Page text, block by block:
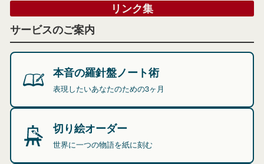
リンク集
サービスのご案内
本音の羅針盤ノート術
表現したいあなたのための3ヶ月
切り絵オーダー
世界に一つの物語を紙に刻む